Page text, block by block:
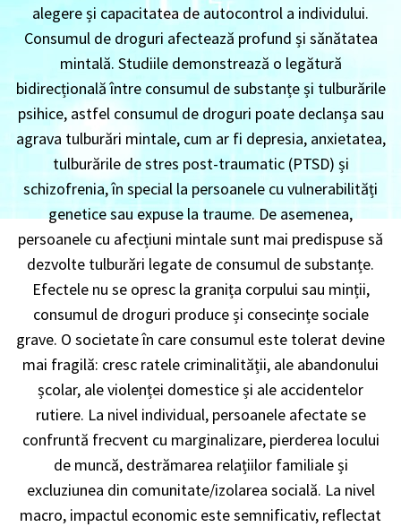
alegere și capacitatea de autocontrol a individului.
Consumul de droguri afectează profund și sănătatea
mintală. Studiile demonstrează o legătură
bidirecțională între consumul de substanțe și tulburările
psihice, astfel consumul de droguri poate declanșa sau
agrava tulburări mintale, cum ar fi depresia, anxietatea,
tulburările de stres post-traumatic (PTSD) și
schizofrenia, în special la persoanele cu vulnerabilități
genetice sau expuse la traume. De asemenea,
persoanele cu afecțiuni mintale sunt mai predispuse să
dezvolte tulburări legate de consumul de substanțe.
Efectele nu se opresc la granița corpului sau minții,
consumul de droguri produce și consecințe sociale
grave. O societate în care consumul este tolerat devine
mai fragilă: cresc ratele criminalității, ale abandonului
școlar, ale violenței domestice și ale accidentelor
rutiere. La nivel individual, persoanele afectate se
confruntă frecvent cu marginalizare, pierderea locului
de muncă, destrămarea relațiilor familiale și
excluziunea din comunitate/izolarea socială. La nivel
macro, impactul economic este semnificativ, reflectat